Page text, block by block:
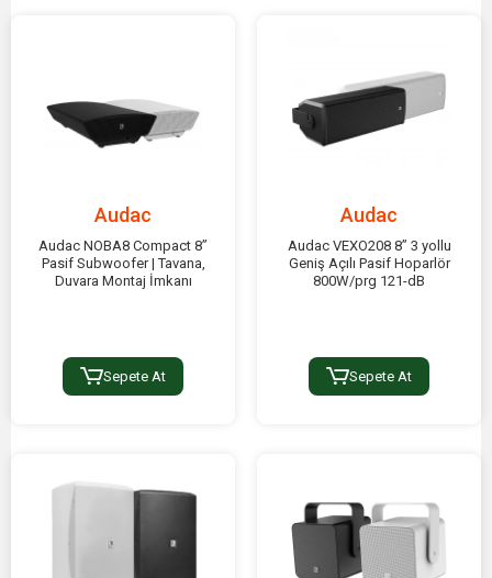
Audac
Audac NOBA8 Compact 8”
Pasif Subwoofer | Tavana,
Duvara Montaj İmkanı
Sepete At
Audac
Audac VEXO208 8” 3 yollu
Geniş Açılı Pasif Hoparlör
800W/prg 121-dB
Sepete At